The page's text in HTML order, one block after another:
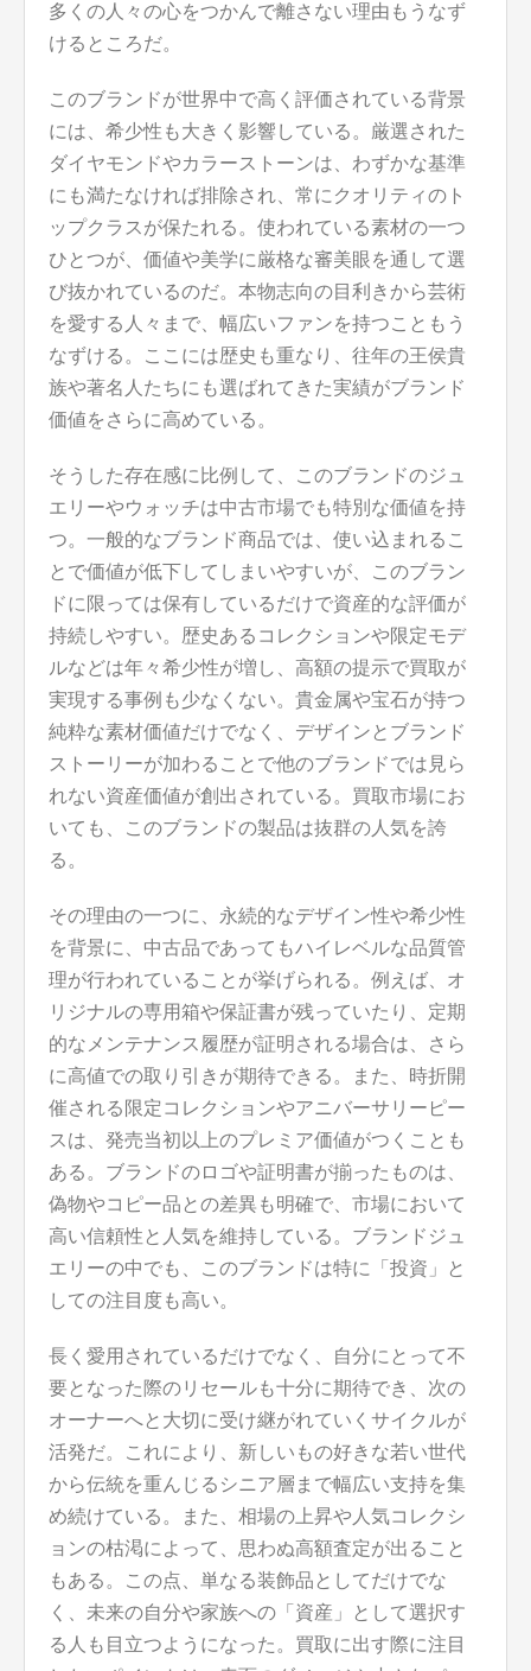
多くの人々の心をつかんで離さない理由もうなず
けるところだ。
このブランドが世界中で高く評価されている背景
には、希少性も大きく影響している。厳選された
ダイヤモンドやカラーストーンは、わずかな基準
にも満たなければ排除され、常にクオリティのト
ップクラスが保たれる。使われている素材の一つ
ひとつが、価値や美学に厳格な審美眼を通して選
び抜かれているのだ。本物志向の目利きから芸術
を愛する人々まで、幅広いファンを持つこともう
なずける。ここには歴史も重なり、往年の王侯貴
族や著名人たちにも選ばれてきた実績がブランド
価値をさらに高めている。
そうした存在感に比例して、このブランドのジュ
エリーやウォッチは中古市場でも特別な価値を持
つ。一般的なブランド商品では、使い込まれるこ
とで価値が低下してしまいやすいが、このブラン
ドに限っては保有しているだけで資産的な評価が
持続しやすい。歴史あるコレクションや限定モデ
ルなどは年々希少性が増し、高額の提示で買取が
実現する事例も少なくない。貴金属や宝石が持つ
純粋な素材価値だけでなく、デザインとブランド
ストーリーが加わることで他のブランドでは見ら
れない資産価値が創出されている。買取市場にお
いても、このブランドの製品は抜群の人気を誇
る。
その理由の一つに、永続的なデザイン性や希少性
を背景に、中古品であってもハイレベルな品質管
理が行われていることが挙げられる。例えば、オ
リジナルの専用箱や保証書が残っていたり、定期
的なメンテナンス履歴が証明される場合は、さら
に高値での取り引きが期待できる。また、時折開
催される限定コレクションやアニバーサリーピー
スは、発売当初以上のプレミア価値がつくことも
ある。ブランドのロゴや証明書が揃ったものは、
偽物やコピー品との差異も明確で、市場において
高い信頼性と人気を維持している。ブランドジュ
エリーの中でも、このブランドは特に「投資」と
しての注目度も高い。
長く愛用されているだけでなく、自分にとって不
要となった際のリセールも十分に期待でき、次の
オーナーへと大切に受け継がれていくサイクルが
活発だ。これにより、新しいもの好きな若い世代
から伝統を重んじるシニア層まで幅広い支持を集
め続けている。また、相場の上昇や人気コレクシ
ョンの枯渇によって、思わぬ高額査定が出ること
もある。この点、単なる装飾品としてだけでな
く、未来の自分や家族への「資産」として選択す
る人も目立つようになった。買取に出す際に注目